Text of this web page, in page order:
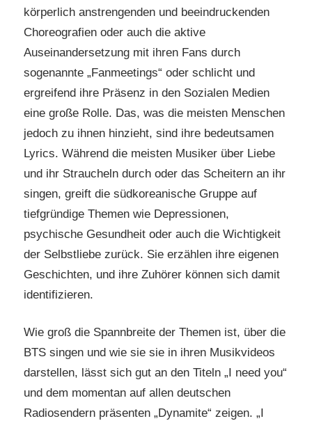
körperlich anstrengenden und beeindruckenden
Choreografien oder auch die aktive
Auseinandersetzung mit ihren Fans durch
sogenannte „Fanmeetings“ oder schlicht und
ergreifend ihre Präsenz in den Sozialen Medien
eine große Rolle. Das, was die meisten Menschen
jedoch zu ihnen hinzieht, sind ihre bedeutsamen
Lyrics. Während die meisten Musiker über Liebe
und ihr Straucheln durch oder das Scheitern an ihr
singen, greift die südkoreanische Gruppe auf
tiefgründige Themen wie Depressionen,
psychische Gesundheit oder auch die Wichtigkeit
der Selbstliebe zurück. Sie erzählen ihre eigenen
Geschichten, und ihre Zuhörer können sich damit
identifizieren.
Wie groß die Spannbreite der Themen ist, über die
BTS singen und wie sie sie in ihren Musikvideos
darstellen, lässt sich gut an den Titeln „I need you“
und dem momentan auf allen deutschen
Radiosendern präsenten „Dynamite“ zeigen. „I